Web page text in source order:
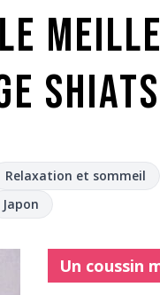
Relaxation et sommeil
Japon
Un coussin